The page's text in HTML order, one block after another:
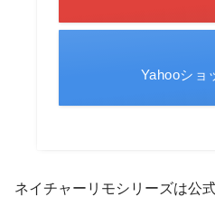
Yahooショ
ネイチャーリモシリーズは公